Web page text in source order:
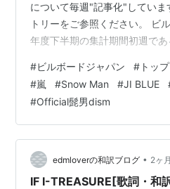
について毎週"記事化"してい
トリーをご参照ください。 ビ
年度下半期の集計期間初週で
ミング指標においてリカレン
Songsチャートおよび
未公表)を指標化する際、ソン
内に52週、アルバムチャート
作品に対し、翌週以降減算処
#ビルボードジャパン # トッ
#嵐 #Snow Man #JI BLUE
#Official髭男dism
edmloverの和訳ブログ • 2ヶ
IF I-TREASURE[歌詞・和